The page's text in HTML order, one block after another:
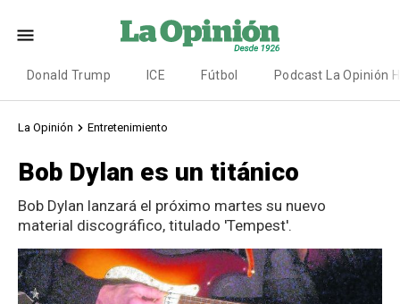
Donald Trump ICE Fútbol Podcast La Opinión
La Opinión Entretenimiento
Bob Dylan es un titánico
Bob Dylan lanzará el próximo martes su nuevo
material discográfico, titulado 'Tempest'.